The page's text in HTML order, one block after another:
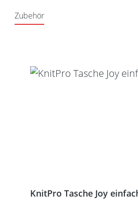
Zubehör
KnitPro Tasche Joy